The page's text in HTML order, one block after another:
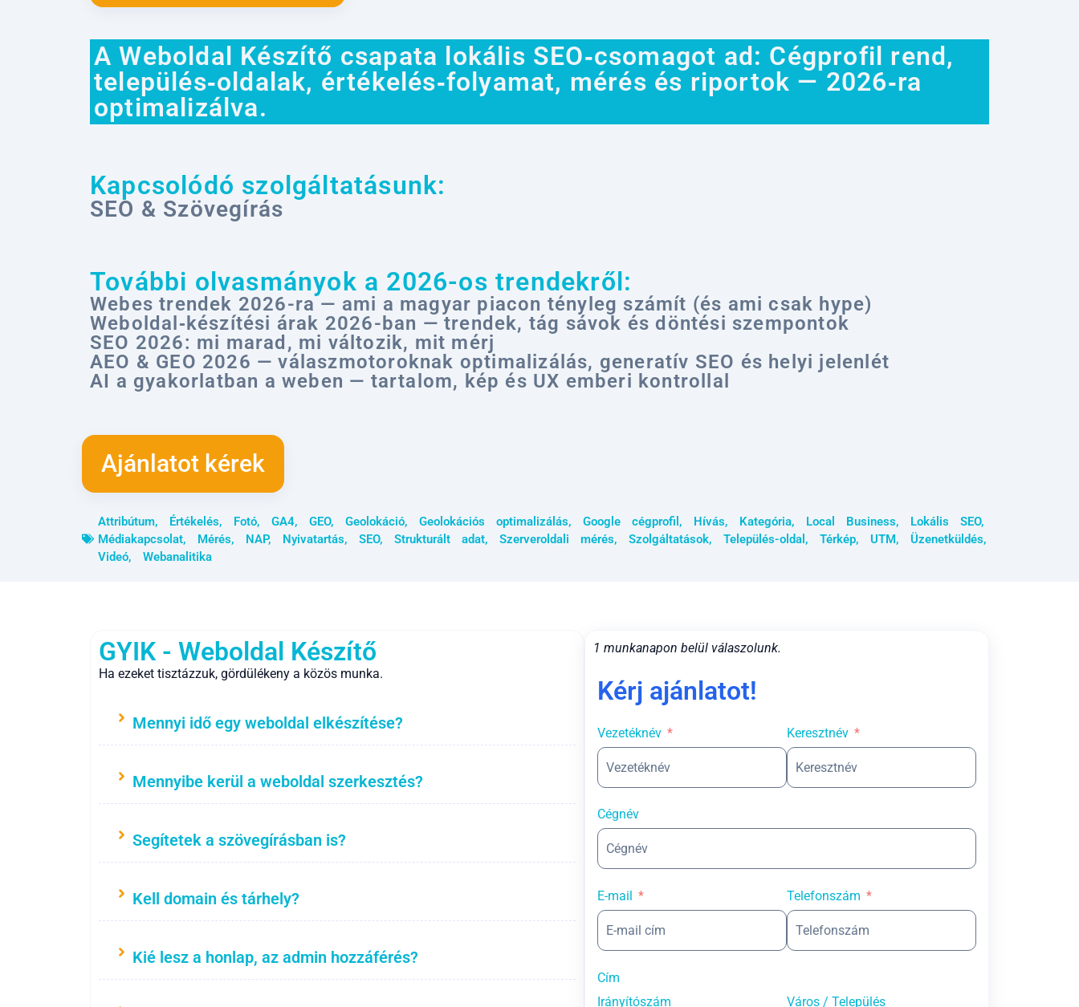
A Weboldal Készítő csapata lokális SEO‑csomagot ad: Cégprofil rend,
település‑oldalak, értékelés‑folyamat, mérés és riportok — 2026‑ra
optimalizálva.
Kapcsolódó szolgáltatásunk:
SEO & Szövegírás
További olvasmányok a 2026-os trendekről:
Webes trendek 2026-ra — ami a magyar piacon tényleg számít (és ami csak hype)
Weboldal‑készítési árak 2026-ban — trendek, tág sávok és döntési szempontok
SEO 2026: mi marad, mi változik, mit mérj
AEO & GEO 2026 — válaszmotoroknak optimalizálás, generatív SEO és helyi jelenlét
AI a gyakorlatban a weben — tartalom, kép és UX emberi kontrollal
Ajánlatot kérek
Attribútum, Értékelés, Fotó, GA4, GEO, Geolokáció, Geolokációs optimalizálás, Google cégprofil , Hívás, Kategória, Local Business, Lokális SEO,
Médiakapcsolat, Mérés, NAP, Nyivatartás, SEO, Strukturált adat, Szerveroldali mérés, Szolgáltatások, Település-oldal , Térkép, UTM, Üzenetküldés,
Videó, Webanalitika
GYIK - Weboldal Készítő
Ha ezeket tisztázzuk, gördülékeny a közös munka.
Mennyi idő egy weboldal elkészítése?
Mennyibe kerül a weboldal szerkesztés?
Segítetek a szövegírásban is?
Kell domain és tárhely?
Kié lesz a honlap, az admin hozzáférés?
1 munkanapon belül válaszolunk.
Kérj ajánlatot!
Vezetéknév Keresztnév
Cégnév
E-mail Telefonszám
Cím
Irányítószám
Város / Település